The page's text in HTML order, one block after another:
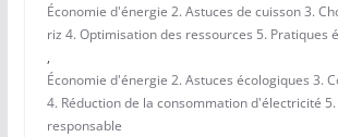
Économie d'énergie 2. Astuces de cuisson 3.
riz 4. Optimisation des ressources 5. Pratiques
,
Économie d'énergie 2. Astuces écologiques 3.
4. Réduction de la consommation d'électricité
responsable